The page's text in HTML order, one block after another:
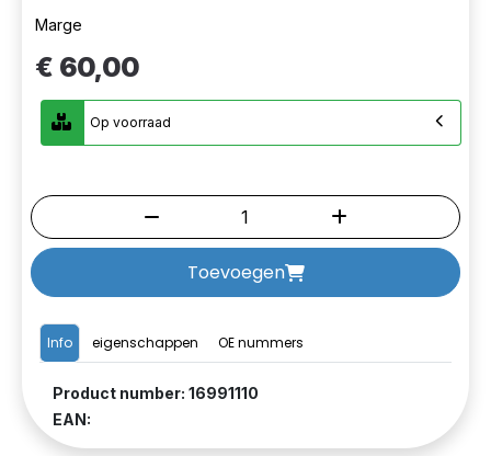
Info eigenschappen OE nummers
Product number: 16991110
EAN:
Marge
€ 60,00
Op voorraad
Toevoegen